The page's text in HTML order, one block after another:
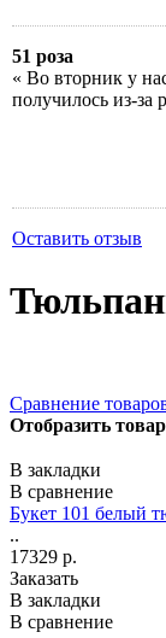
51 роза
« Во вторник у
получилось из-за
Оставить отзыв
Сравнение
Отобразить
В закладки
В сравнение
Букет 101 белый
..
17329 р.
Заказать
В закладки
В сравнение